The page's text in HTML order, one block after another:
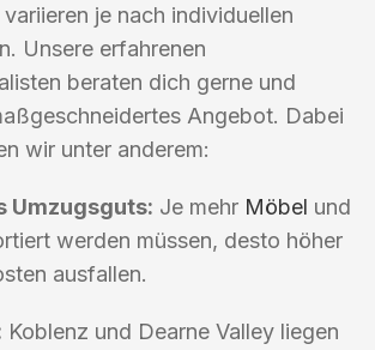
je nach individuellen
Unsere erfahrenen
beraten dich gerne und
Angebot. Dabei
wir unter anderem:
Umzugsguts: Je mehr Möbel und
werden müssen, desto höher
ausfallen.
Koblenz und Dearne Valley liegen